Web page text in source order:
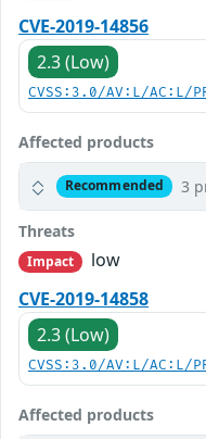
CVE-2019-14856
2.3 (Low)
CVSS:3.0/AV:L/AC:L/
Affected products
Recommended 3
Threats
Impact
low
CVE-2019-14858
2.3 (Low)
CVSS:3.0/AV:L/AC:L/
Affected products